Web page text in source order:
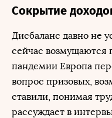
Сокрытие
Дисбаланс давно не
сейчас возмущаются
пандемии Европа
вопрос призовых,
ставили, понимая
рассуждает в